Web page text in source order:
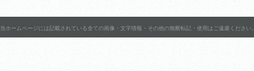
当ホームページには記載されている全ての画像・文字情報・その他の無断転記・使用はご遠慮ください。